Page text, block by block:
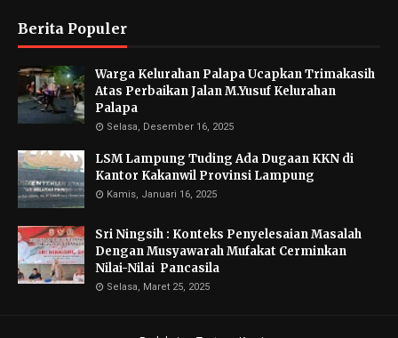
Berita Populer
Warga Kelurahan Palapa Ucapkan Trimakasih
Atas Perbaikan Jalan M.Yusuf Kelurahan
Palapa
Selasa, Desember 16, 2025
LSM Lampung Tuding Ada Dugaan KKN di
Kantor Kakanwil Provinsi Lampung
Kamis, Januari 16, 2025
Sri Ningsih : Konteks Penyelesaian Masalah
Dengan Musyawarah Mufakat Cerminkan
Nilai-Nilai Pancasila
Selasa, Maret 25, 2025